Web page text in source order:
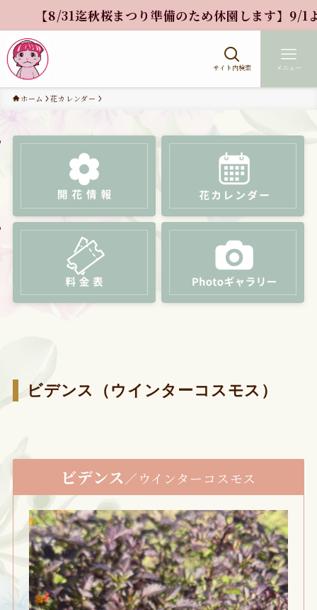
【8/31迄秋桜まつり準備のため休園します】9/1よ
サイト内検索 メニュー
ホーム 花カレンダー
ビデンス（ウインターコスモス）
ビデンス ／ウインターコスモス